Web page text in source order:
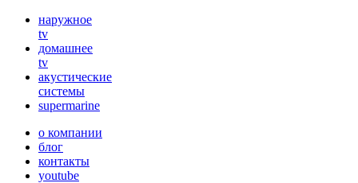
наружное
tv
домашнее
tv
акустические
системы
supermarine
о компании
блог
контакты
youtube